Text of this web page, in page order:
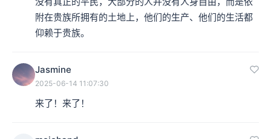
附在贵族所拥有的土地上，他们的生产、他们的生活都
仰赖于贵族。
Jasmine
2025-06-14 11:07:30
来了！来了！